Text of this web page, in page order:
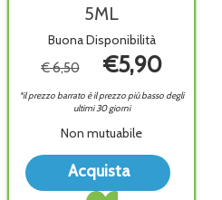
5ML
Buona Disponibilità
€ 6,50 €5,90
*il prezzo barrato è il prezzo più basso degli
ultimi 30 giorni
Non mutuabile
Acquista
Acquista ISOMAR